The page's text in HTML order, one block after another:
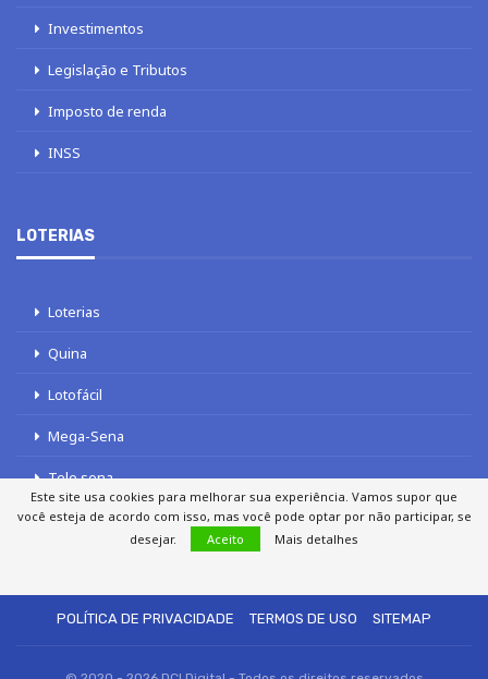
Investimentos
Legislação e Tributos
Imposto de renda
INSS
LOTERIAS
Loterias
Quina
Lotofácil
Mega-Sena
Tele sena
POLÍTICA DE PRIVACIDADE
TERMOS DE USO SITEMAP
Este site usa cookies para melhorar sua experiência. Vamos supor que
você esteja de acordo com isso, mas você pode optar por não participar, se
desejar.
Aceito Mais detalhes